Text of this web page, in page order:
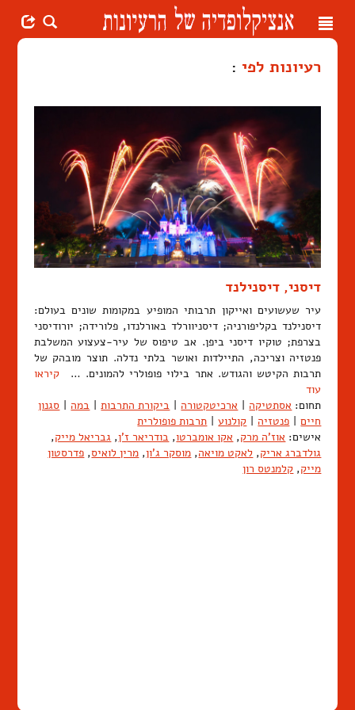
Toggle
רעיונות לפי :
דיסני, דיסנילנד
עיר שעשועים ואייקון תרבותי המופיע במקומות שונים בעולם:
דיסנילנד בקליפורניה; דיסניוורלד באורלנדו, פלורידה; יורודיסני
בצרפת; טוקיו דיסני ביפן. אב טיפוס של עיר-צעצוע המשלבת
פנטזיה וצריכה, התיילדות ואושר בלתי נדלה. תוצר מובהק של
תרבות הקיטש והגודש. אתר בילוי פופולרי להמונים. …קיראו
עוד
תחום: אסתטיקה | ארכיטקטורה | ביקורת התרבות | במה | סגנון
חיים | פנטזיה | קולנוע | תרבות פופולרית
אישים: אוז'ה מרק, אקו אומברטו, בודריאר ז'ן, גבריאל מייק,
גולדברג אריק, לאקט מויאה, מוסקר ג'ון, מרין לואיס, פדרסטון
מייק, קלמנטס רון